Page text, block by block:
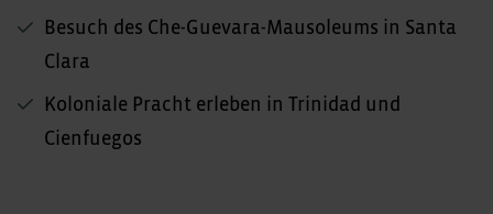
Besuch des Che-Guevara-Mausoleums in Santa
Clara
Koloniale Pracht erleben in Trinidad und
Cienfuegos